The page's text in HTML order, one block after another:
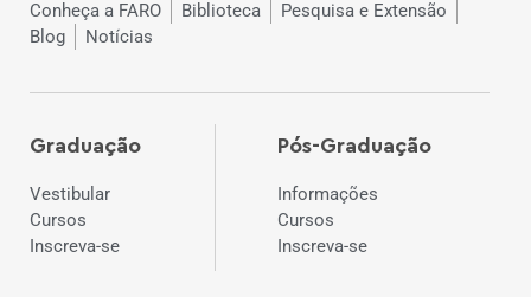
Conheça a FARO Biblioteca
Pesquisa e Extensão
Blog
Notícias
Graduação
Vestibular
Cursos
Inscreva-se
Pós-Graduação
Informações
Cursos
Inscreva-se